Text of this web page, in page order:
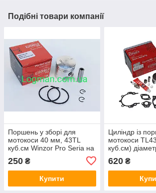
Подібні товари компанії
Поршень у зборі для
мотокоси 40 мм, 43TL
куб.см Winzor Pro Seria на
250 ₴
Купити
Циліндр із
мотокоси
куб.см)
графіт
Про Серія
620₴